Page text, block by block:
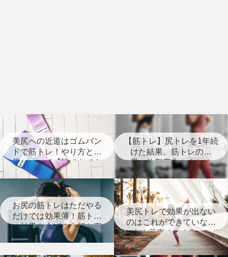
美尻への近道はゴムバン
ドで筋トレ！やり方と効
果について【誰でもでき
る】
【筋トレ】尻トレを1年続
けた結果。筋トレの効
果、体形変化のまとめ
【経過写真あり】
お尻の筋トレはただやる
だけでは効果薄！筋トレ
の効果を上げる大切な事
とは？
美尻トレで効果が出ない
のはこれができていない
から！見直すべき8つのポ
イント【筋トレ】